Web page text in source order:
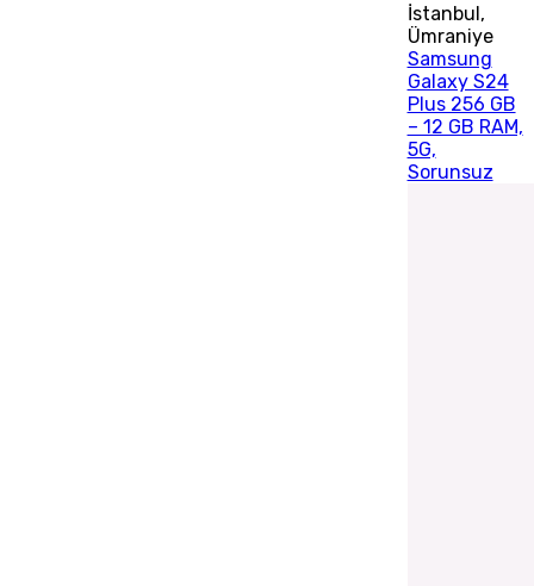
İstanbul,
Ümraniye
Samsung
Galaxy S24
Plus 256 GB
– 12 GB RAM,
5G,
Sorunsuz